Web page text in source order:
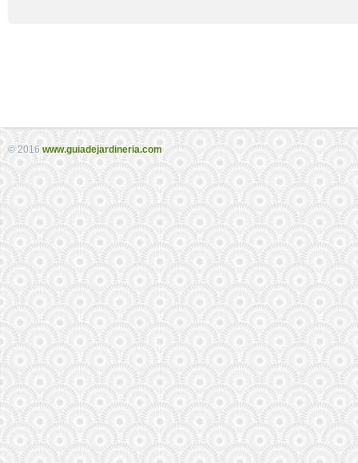
© 2016 www.guiadejardineria.com